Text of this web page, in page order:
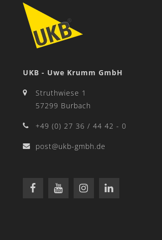
UKB - Uwe Krumm GmbH
Struthwiese 1
57299 Burbach
+49 (0) 27 36 / 44 42 - 0
post@ukb-gmbh.de